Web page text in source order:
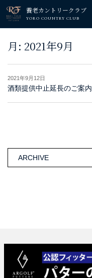
養老カントリークラブ
YORO COUNTRY CLUB
月: 2021年9月
2021年9月12日
酒類提供中止延長のご案内
ARCHIVE